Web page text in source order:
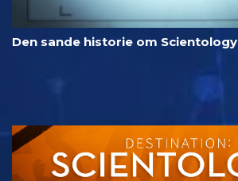
Den sande historie om Scientology